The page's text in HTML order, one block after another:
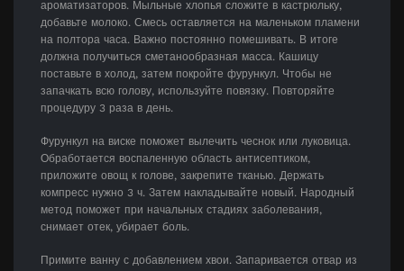
ароматизаторов. Мыльные хлопья сложите в кастрюльку,
добавьте молоко. Смесь оставляется на маленьком пламени
на полтора часа. Важно постоянно помешивать. В итоге
должна получиться сметанообразная масса. Кашицу
поставьте в холод, затем покройте фурункул. Чтобы не
запачкать всю голову, используйте повязку. Повторяйте
процедуру 3 раза в день.
Фурункул на виске поможет вылечить чеснок или луковица.
Обработается воспаленную область антисептиком,
приложите овощ к голове, закрепите тканью. Держать
компресс нужно 3 ч. Затем накладывайте новый. Народный
метод поможет при начальных стадиях заболевания,
снимает отек, убирает боль.
Примите ванну с добавлением хвои. Запаривается отвар из